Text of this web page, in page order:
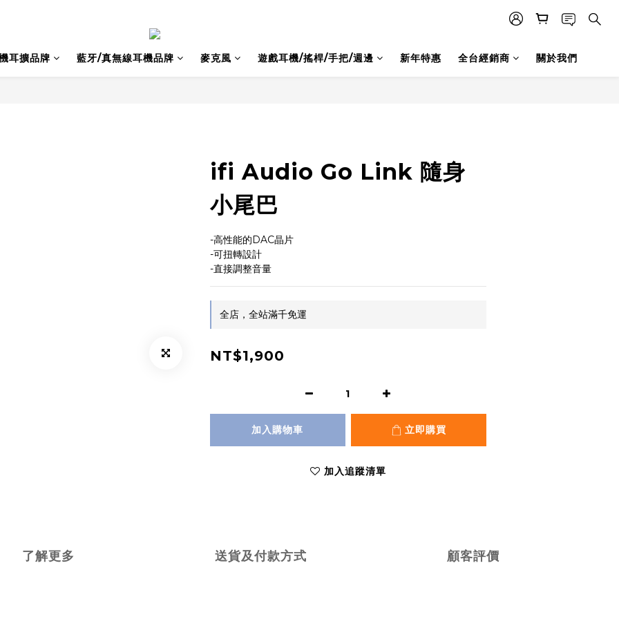
耳擴品牌 藍牙/真無線耳機品牌 麥克風 遊戲耳機/搖桿/手把/週邊 新年特惠 全台經銷商 關於我們
ifi Audio Go Link 隨身
小尾巴
-高性能的DAC晶片
-可扭轉設計
-直接調整音量
全店，全站滿千免運
NT$1,900
加入購物車 立即購買
加入追蹤清單
了解更多 送貨及付款方式 顧客評價